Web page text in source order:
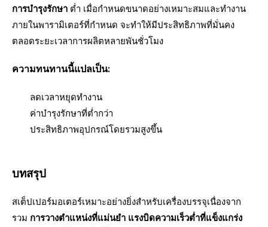
การบำรุงรักษา ต่ำ เมื่อกำหนดขนาดอย่างเหมาะสมและทำงาน
ภายในพารามิเตอร์ที่กำหนด จะทำให้มีประสิทธิภาพที่มั่นคง
ตลอดระยะเวลาการผลิตหลายพันชั่วโมง
ความทนทานนี้แปลเป็น:
ลดเวลาหยุดทำงาน
ค่าบำรุงรักษาที่ต่ำกว่า
ประสิทธิภาพอุปกรณ์โดยรวมสูงขึ้น
บทสรุป
สเต็ปเปอร์มอเตอร์เหมาะอย่างยิ่งสำหรับเครื่องบรรจุเนื่องจาก
รวม การวางตำแหน่งที่แม่นยำ แรงบิดความเร็วต่ำที่แข็งแกร่ง